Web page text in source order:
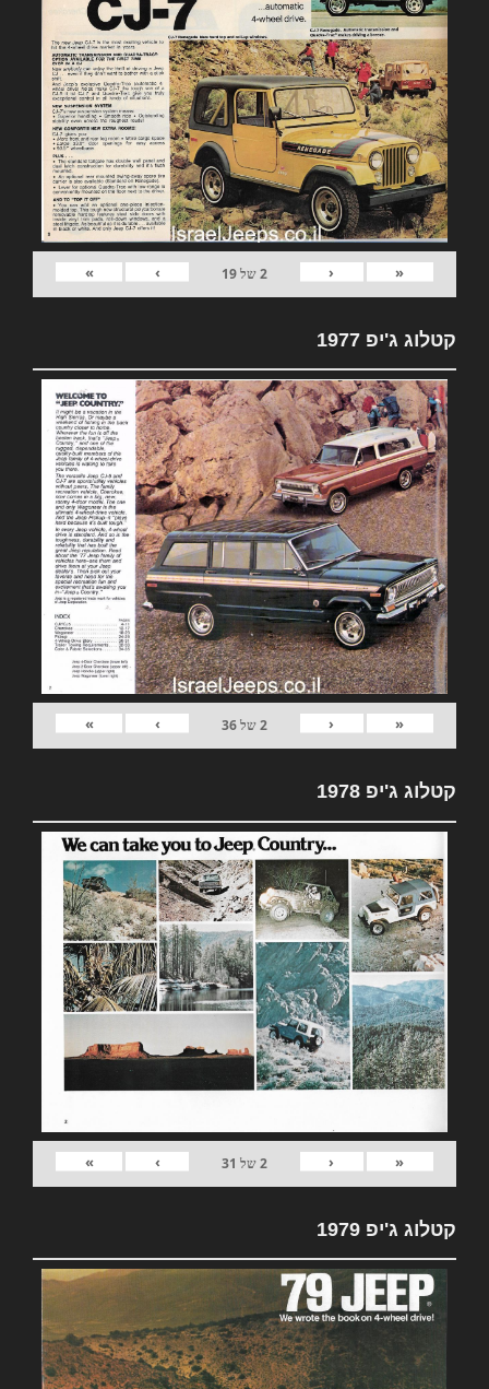
«
‹
2של19
›
»
קטלוג ג'יפ 1977
«
‹
2של36
›
»
קטלוג ג'יפ 1978
«
‹
2של 31
›
»
קטלוג ג'יפ 1979